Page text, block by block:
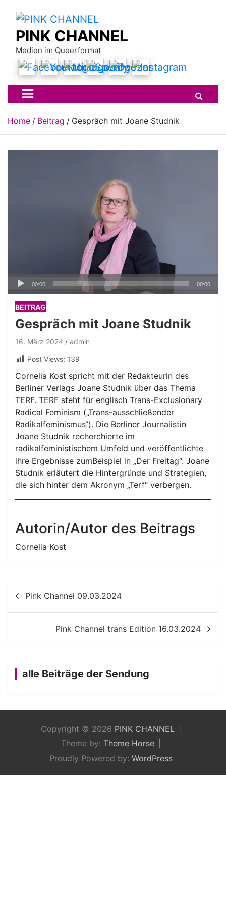
contentPINK CHANNEL
Medien im Queerformat
Home Beitrag Gespräch mit Joane Studnik
Audio-
00:00 00:00
BEITRAG
Gespräch mit Joane Studnik
16. März 2024
admin
Post Views: 139
Cornelia Kost spricht mit der Redakteurin des
Berliner Verlags Joane Studnik über das Thema
TERF. TERF steht für englisch Trans-Exclusionary
Radical Feminism („Trans-ausschließender
Radikalfeminismus“). Die Berliner Journalistin
Joane Studnik recherchierte im
radikalfeministischem Umfeld und veröffentlichte
ihre Ergebnisse zumBeispiel in „Der Freitag“. Joane
Studnik erläutert die Hintergründe und Strategien,
die sich hinter dem Akronym „Terf“ verbergen.
Autorin/Autor des Beitrags
Cornelia Kost
Beitragsnavigation
Pink Channel 09.03.2024
Pink Channel trans Edition 16.03.2024
alle Beiträge der Sendung
Copyright © 2026 PINK CHANNEL
Theme by: Theme Horse
Proudly Powered by: WordPress